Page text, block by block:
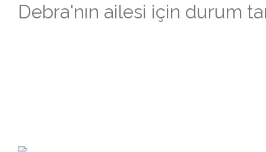
Debra'nın ailesi için durum